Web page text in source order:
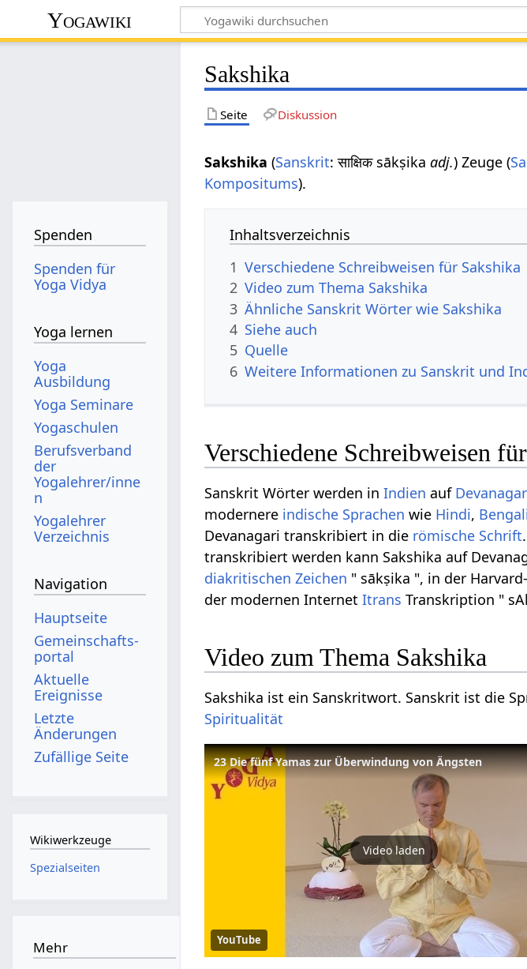
Yogawiki
Sakshika
Seite Diskussion
Sakshika (Sanskrit: साक्षिक sākṣikaadj.) Zeuge (
Kompositums).
Inhaltsverzeichnis
1 Verschiedene Schreibweisen für Sakshika
2 Video zum Thema Sakshika
3 Ähnliche Sanskrit Wörter wie Sakshika
4 Siehe auch
5 Quelle
6 Weitere Informationen zu Sanskrit und
Verschiedene Schreibweisen
Sanskrit Wörter werden inIndien auf
modernere indische Sprachen wie Hindi,
Devanagari transkribiert in die römische Schrift
transkribiert werden kann Sakshika auf
diakritischen Zeichen " sākṣika ", in der
der modernen InternetItrans Transkription "
Video zum Thema Sakshika
Sakshika ist ein Sanskritwort. Sanskrit ist die
Spiritualität
23 Die fünf Yamas zur Überwindung von Ängsten
Video laden
YouTube
Spenden
Spenden für
Yoga Vidya
Yoga lernen
Yoga
Ausbildung
Yoga Seminare
Yogaschulen
Berufsverband
der
Yogalehrer/inne
n
Yogalehrer
Verzeichnis
Navigation
Hauptseite
Gemeinschafts­
portal
Aktuelle
Ereignisse
Letzte
Änderungen
Zufällige Seite
Wikiwerkzeuge
Spezialseiten
Mehr